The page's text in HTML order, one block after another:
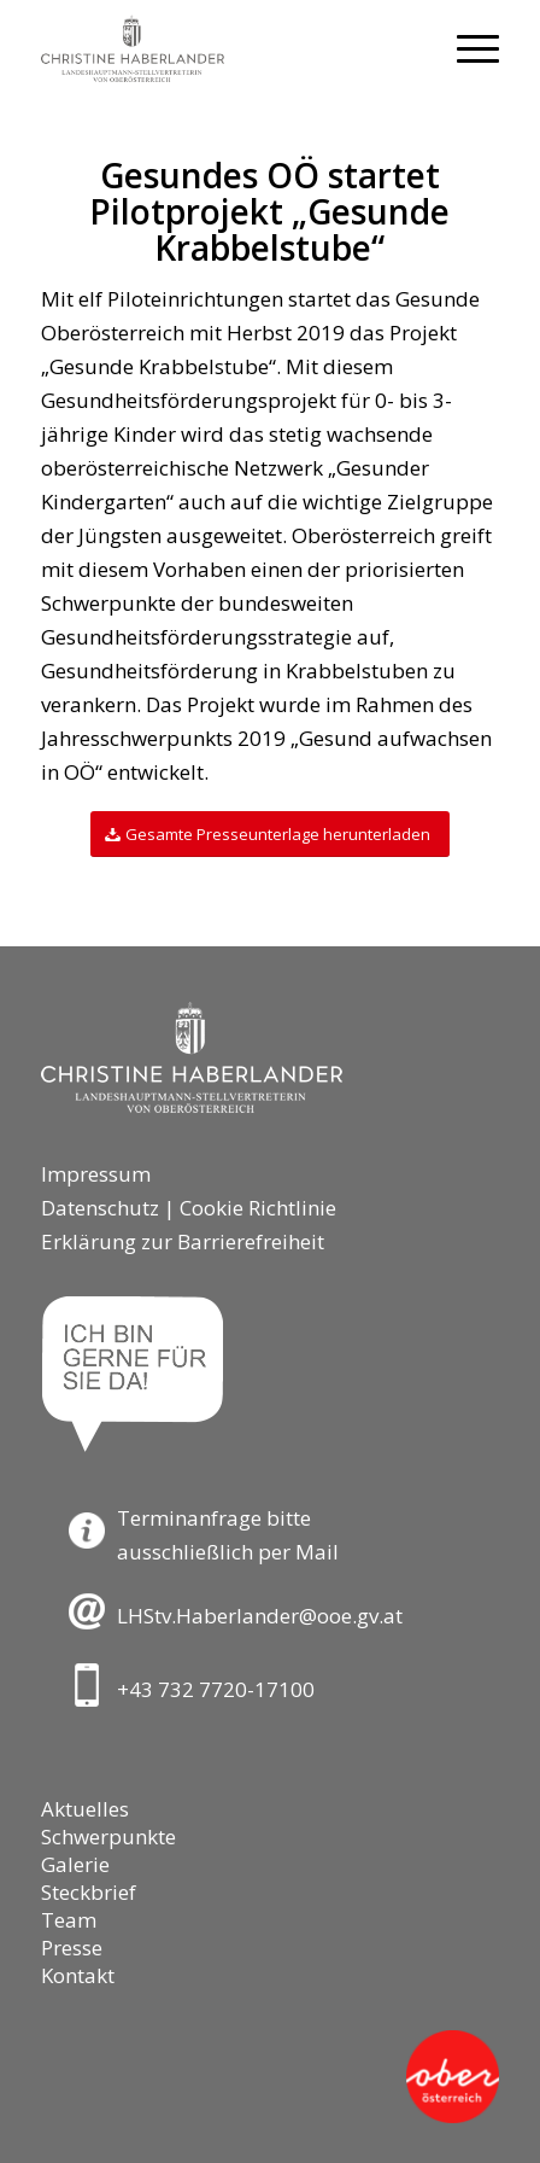
Gesundes OÖ startet
Pilotprojekt „Gesunde
Krabbelstube“
Mit elf Piloteinrichtungen startet das Gesunde
Oberösterreich mit Herbst 2019 das Projekt
„Gesunde Krabbelstube“. Mit diesem
Gesundheitsförderungsprojekt für 0- bis 3-
jährige Kinder wird das stetig wachsende
oberösterreichische Netzwerk „Gesunder
Kindergarten“ auch auf die wichtige Zielgruppe
der Jüngsten ausgeweitet. Oberösterreich greift
mit diesem Vorhaben einen der priorisierten
Schwerpunkte der bundesweiten
Gesundheitsförderungsstrategie auf,
Gesundheitsförderung in Krabbelstuben zu
verankern. Das Projekt wurde im Rahmen des
Jahresschwerpunkts 2019 „Gesund aufwachsen
in OÖ“ entwickelt.
Gesamte Presseunterlage herunterladen
Impressum
Datenschutz | Cookie Richtlinie
Erklärung zur Barrierefreiheit
Terminanfrage bitte
ausschließlich per Mail
LHStv.Haberlander@ooe.gv.at
+43 732 7720-17100
Aktuelles
Schwerpunkte
Galerie
Steckbrief
Team
Presse
Kontakt